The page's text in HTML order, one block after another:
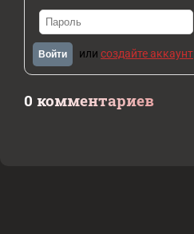
Войти или создайте аккаунт
0 комментариев